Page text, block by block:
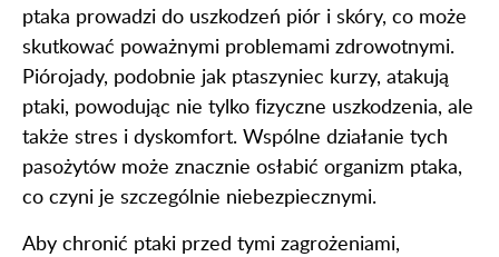
ptaka prowadzi do uszkodzeń piór i skóry, co może
skutkować poważnymi problemami zdrowotnymi.
Piórojady, podobnie jak ptaszyniec kurzy, atakują
ptaki, powodując nie tylko fizyczne uszkodzenia, ale
także stres i dyskomfort. Wspólne działanie tych
pasożytów może znacznie osłabić organizm ptaka,
co czyni je szczególnie niebezpiecznymi.
Aby chronić ptaki przed tymi zagrożeniami,